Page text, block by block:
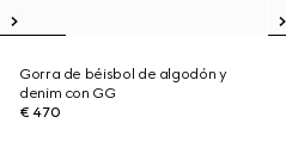
Gorra de béisbol de algodón y
denim con GG
€ 470